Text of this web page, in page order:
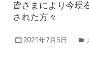
皆さまにより今現
された方々
2021年7月5日